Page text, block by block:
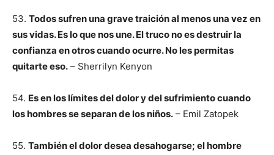
53. Todos sufren una grave traición al menos una vez en
sus vidas. Es lo que nos une. El truco no es destruir la
confianza en otros cuando ocurre. No les permitas
quitarte eso. – Sherrilyn Kenyon
54. Es en los límites del dolor y del sufrimiento cuando
los hombres se separan de los niños. – Emil Zatopek
55. También el dolor desea desahogarse; el hombre